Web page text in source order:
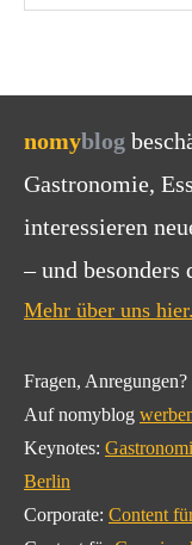
nomyblog
Gastronomie,
interessieren
– und besonders
Mehr über uns hier.
Fragen, Anregungen?
Auf nomyblog
Keynotes:
Berlin
Corporate: Content